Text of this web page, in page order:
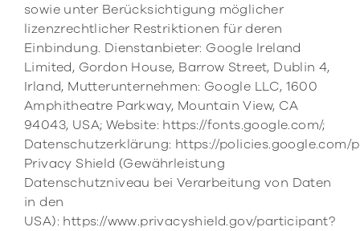
sowie unter Berücksichtigung möglicher
lizenzrechtlicher Restriktionen für deren
Einbindung. Dienstanbieter: Google Ireland
Limited, Gordon House, Barrow Street, Dublin 4,
Irland, Mutterunternehmen: Google LLC, 1600
Amphitheatre Parkway, Mountain View, CA
94043, USA; Website: https://fonts.google.com/;
Datenschutzerklärung: https://policies.google.com/
Privacy Shield (Gewährleistung
Datenschutzniveau bei Verarbeitung von Daten
in den
USA): https://www.privacyshield.gov/participant?